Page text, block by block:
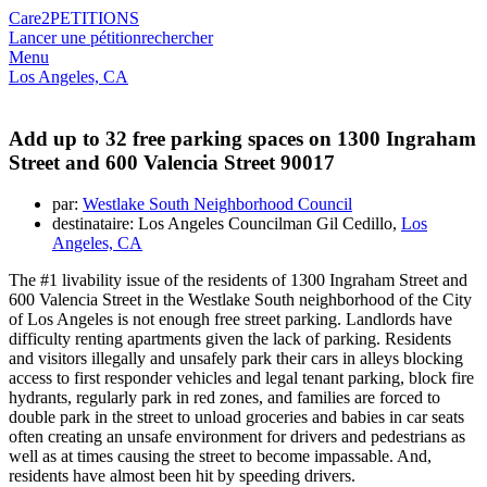
Care2PETITIONS
Lancer une pétitionrechercher
Menu
Los Angeles, CA
Add up to 32 free parking spaces on 1300 Ingraham
Street and 600 Valencia Street 90017
par: Westlake South Neighborhood Council
destinataire: Los Angeles Councilman Gil Cedillo, Los
Angeles, CA
The #1 livability issue of the residents of 1300 Ingraham Street and
600 Valencia Street in the Westlake South neighborhood of the City
of Los Angeles is not enough free street parking. Landlords have
difficulty renting apartments given the lack of parking. Residents
and visitors illegally and unsafely park their cars in alleys blocking
access to first responder vehicles and legal tenant parking, block fire
hydrants, regularly park in red zones, and families are forced to
double park in the street to unload groceries and babies in car seats
often creating an unsafe environment for drivers and pedestrians as
well as at times causing the street to become impassable. And,
residents have almost been hit by speeding drivers.